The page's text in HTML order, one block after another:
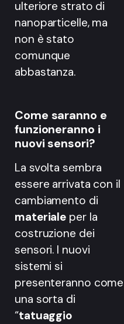
ulteriore strato di
nanoparticelle, ma
non è stato
comunque
abbastanza.
Come saranno e
funzioneranno i
nuovi sensori?
La svolta sembra
essere arrivata con il
cambiamento di
materiale per la
costruzione dei
sensori. I nuovi
sistemi si
presenteranno come
una sorta di
“tatuaggio